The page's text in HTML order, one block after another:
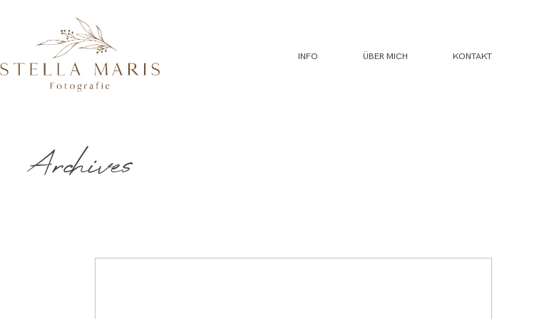
INFO ÜBER MICH KONTAKT
Archives